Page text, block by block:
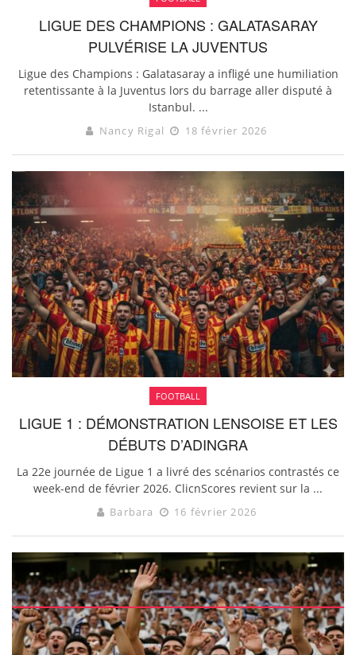
LIGUE DES CHAMPIONS : GALATASARAY
PULVÉRISE LA JUVENTUS
Ligue des Champions : Galatasaray a infligé une humiliation
retentissante à la Juventus lors du barrage aller disputé à
Istanbul. ...
Nancy Rigal 18 février 2026
FOOTBALL
LIGUE 1 : DÉMONSTRATION LENSOISE ET LES
DÉBUTS D’ADINGRA
La 22e journée de Ligue 1 a livré des scénarios contrastés ce
week-end de février 2026. ClicnScores revient sur la ...
Barbara 16 février 2026